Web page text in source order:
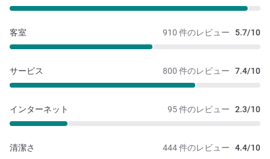
910 件のレビュー 5.7/10
客室
800 件のレビュー 7.4/10
サービス
95 件のレビュー 2.3/10
インターネット
444 件のレビュー 4.4/10
清潔さ